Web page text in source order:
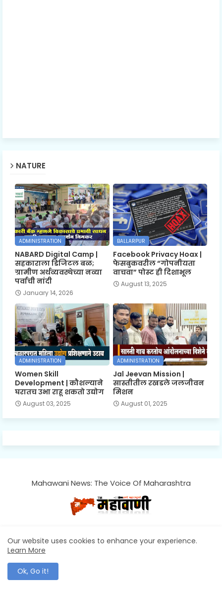
NATURE
ADMINISTRATION
NABARD Digital Camp |
सहकाराला डिजिटल बळ;
ग्रामीण अर्थव्यवस्थेच्या नव्या
पर्वाची नांदी
January 14, 2026
BALLARPUR
Facebook Privacy Hoax |
फेसबुकवरील “गोपनीयता
वाचवा” पोस्ट ही दिशाभूल
August 13, 2025
ADMINISTRATION
Women Skill
Development | कौशल्याने
घरातच उभा राहू शकतो उद्योग
August 03, 2025
ADMINISTRATION
Jal Jeevan Mission |
सास्तीतील रखडले जलजीवन
मिशन
August 01, 2025
Mahawani News: The Voice Of Maharashtra
Thought-Provoking Opinions
Our website uses cookies to enhance your experience.
Learn More
Ok, Go it!